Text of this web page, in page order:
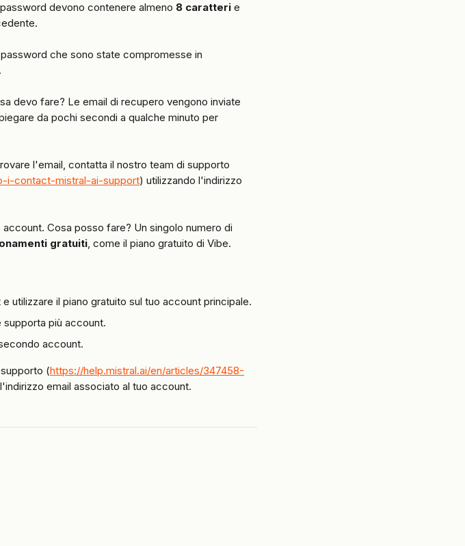
devono contenere almeno 8 caratteri e
che sono state compromesse in
.
devo fare? Le email di recupero vengono inviate
da pochi secondi a qualche minuto per
l'email, contatta il nostro team di supporto
i-contact-mistral-ai-support) utilizzando l'indirizzo
Cosa posso fare? Un singolo numero di
gratuiti, come il piano gratuito di Vibe.
utilizzare il piano gratuito sul tuo account principale.
supporta più account.
account.
(https://help.mistral.ai/en/articles/347458-
email associato al tuo account.